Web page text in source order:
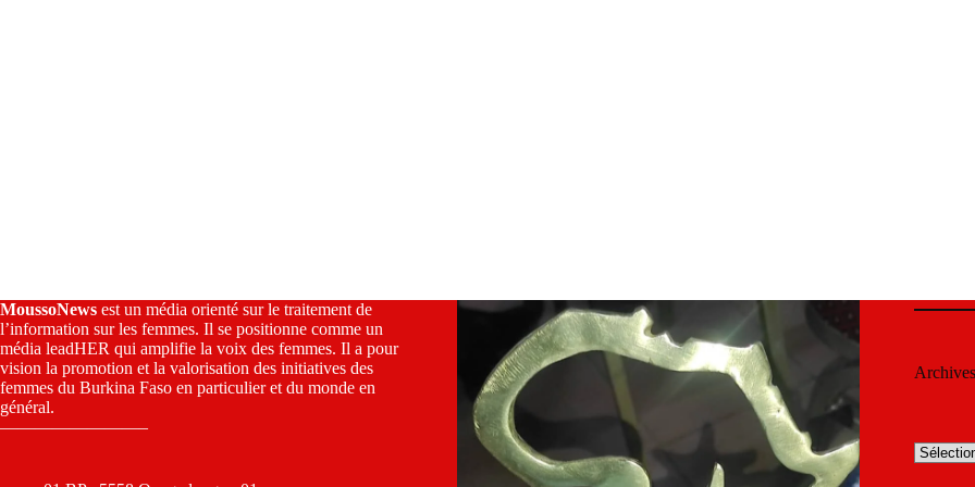
MoussoNews est un média orienté sur le traitement de
l’information sur les femmes. Il se positionne comme un
média leadHER qui amplifie la voix des femmes. Il a pour
vision la promotion et la valorisation des initiatives des
femmes du Burkina Faso en particulier et du monde en
général.
————————–
Archives
Archives